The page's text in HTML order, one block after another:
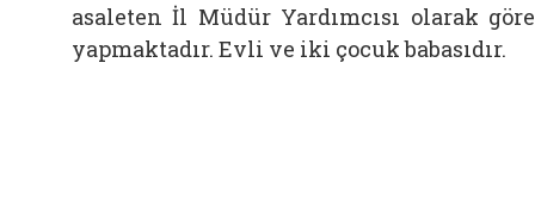
asaleten İl Müdür Yardımcısı olarak
yapmaktadır. Evli ve iki çocuk babasıdır.